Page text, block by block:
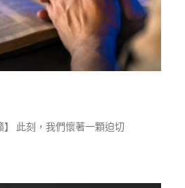
此刻，我們懷著一顆迫切